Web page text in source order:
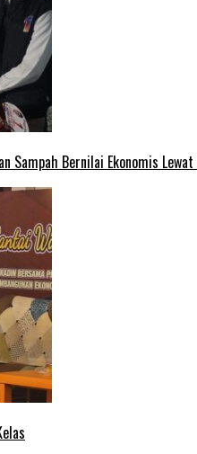
Bernilai Ekonomis Lewat